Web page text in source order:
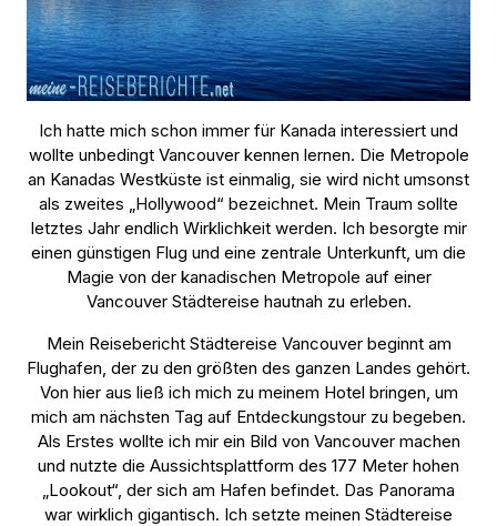
Ich hatte mich schon immer für Kanada interessiert und
wollte unbedingt Vancouver kennen lernen. Die Metropole
an Kanadas Westküste ist einmalig, sie wird nicht umsonst
als zweites „Hollywood“ bezeichnet. Mein Traum sollte
letztes Jahr endlich Wirklichkeit werden. Ich besorgte mir
einen günstigen Flug und eine zentrale Unterkunft, um die
Magie von der kanadischen Metropole auf einer
Vancouver Städtereise hautnah zu erleben.
Mein Reisebericht Städtereise Vancouver beginnt am
Flughafen, der zu den größten des ganzen Landes gehört.
Von hier aus ließ ich mich zu meinem Hotel bringen, um
mich am nächsten Tag auf Entdeckungstour zu begeben.
Als Erstes wollte ich mir ein Bild von Vancouver machen
und nutzte die Aussichtsplattform des 177 Meter hohen
„Lookout“, der sich am Hafen befindet. Das Panorama
war wirklich gigantisch. Ich setzte meinen Städtereise